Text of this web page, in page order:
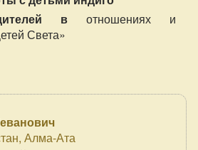
в отношениях и
Света»
Алма-Ата